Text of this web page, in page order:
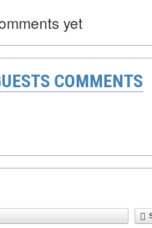
yet
COMMENTS